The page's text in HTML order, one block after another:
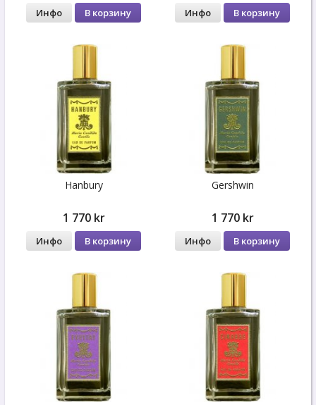
Инфо В корзину Инфо В корзину
Hanbury
1 770 kr
Инфо В корзину
Gershwin
1 770 kr
Инфо В корзину